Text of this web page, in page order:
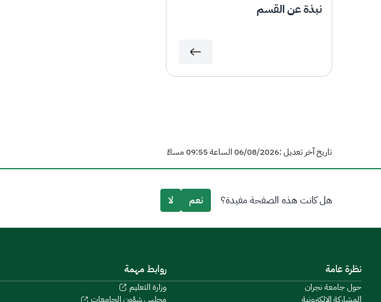
نبذة عن القسم
تاريخ آخر تعديل :06/08/2026 الساعة 09:55 مساءً
هل كانت هذه الصفحة مفيدة؟ نعم لا
نظرة عامة
حول جامعة نجران
المشاركة الإلكترونية
روابط مهمة
وزارة التعليم